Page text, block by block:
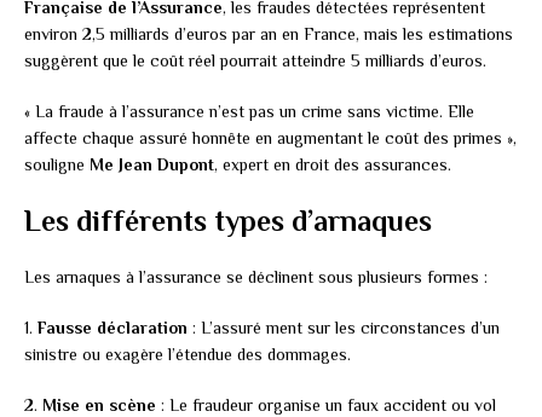
Française de l’Assurance, les fraudes détectées représentent
environ 2,5 milliards d’euros par an en France, mais les estimations
suggèrent que le coût réel pourrait atteindre 5 milliards d’euros.
« La fraude à l’assurance n’est pas un crime sans victime. Elle
affecte chaque assuré honnête en augmentant le coût des primes »,
souligne Me Jean Dupont, expert en droit des assurances.
Les différents types d’arnaques
Les arnaques à l’assurance se déclinent sous plusieurs formes :
1. Fausse déclaration : L’assuré ment sur les circonstances d’un
sinistre ou exagère l’étendue des dommages.
2. Mise en scène : Le fraudeur organise un faux accident ou vol